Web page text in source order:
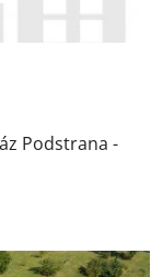
Podstrana -